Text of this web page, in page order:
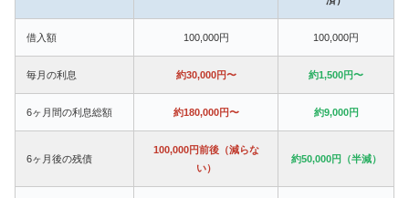
借入額 100,000円 100,000円
毎月の利息 約30,000円〜 約1,500円〜
6ヶ月間の利息総額 約180,000円〜 約9,000円
6ヶ月後の残債
100,000円前後（減らな
い）
約50,000円（半減）